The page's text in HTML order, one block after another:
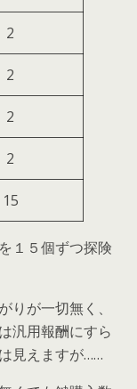
2
2
2
2
15
１５個ずつ探険
が一切無く、
汎用報酬にすら
見えますが……